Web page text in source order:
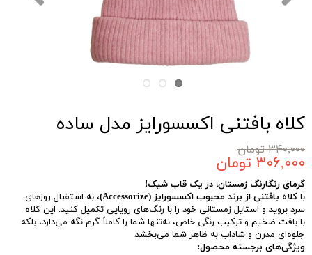
کلاه بافتنی اکسسورایز مدل ساده
۳۴۰,۰۰۰ تومان
۳۰۶,۰۰۰ تومان
گرمای رنگارنگ زمستان، در یک قاب شیک!
باکلاه بافتنی از برند محبوب اکسسورایز (Accessorize)
، به استقبال روزهای
سرد بروید و استایل زمستانی خود را با رنگ‌های رویایی تکمیل کنید. این کلاه
با بافت ضخیم و ترکیب رنگی خاص، نه‌تنها شما را کاملاً گرم نگه می‌دارد، بلکه
جلوه‌ای مدرن و شاداب به ظاهر شما می‌بخشد.
ویژگی‌های برجسته محصول: